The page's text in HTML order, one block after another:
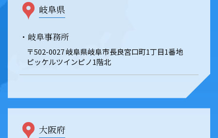
岐阜県
・岐阜事務所
〒502-0027 岐阜県岐阜市長良宮口町1丁目1番地
ピッケルツインピノ1階北
大阪府